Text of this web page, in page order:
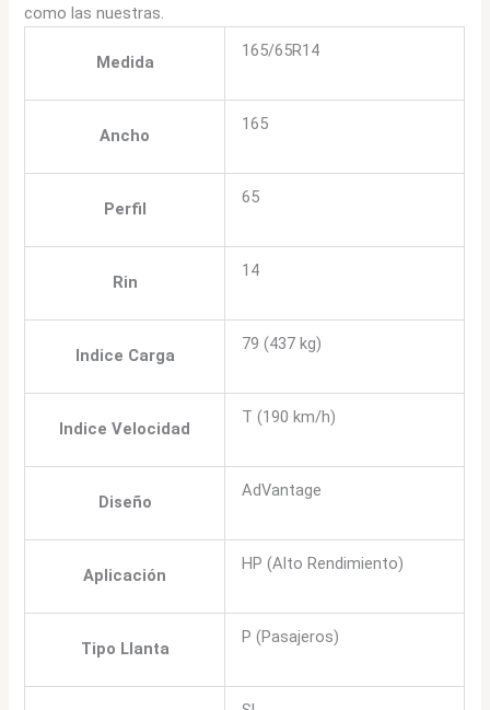
como las nuestras.
Medida
165/65R14
Ancho
165
Perfil
65
Rin
14
Indice Carga
79 (437 kg)
Indice Velocidad
T (190 km/h)
Diseño
AdVantage
Aplicación
HP (Alto Rendimiento)
Tipo Llanta
P (Pasajeros)